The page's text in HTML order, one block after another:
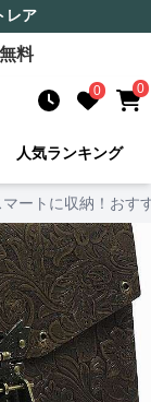
レア
料
0 0
人気ランキング
ートに収納！おす